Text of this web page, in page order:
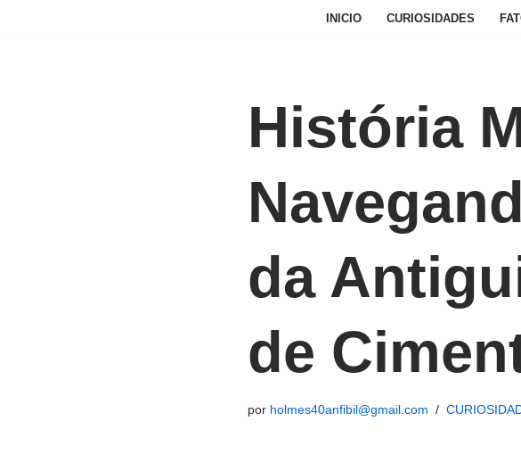
INICIO CURIOSIDADES
História
da
de
por holmes40anfibil@gmail.com